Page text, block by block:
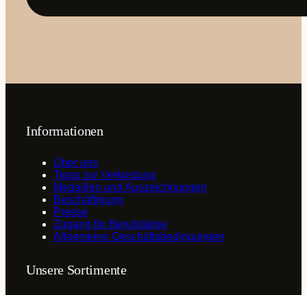
Informationen
Über uns
Tipps zur Verkostung
Medaillen und Auszeichnungen
Beschäftigung
Presse
Zugang für Berufstätige
Allgemeine Geschäftsbedingungen
Unsere Sortimente